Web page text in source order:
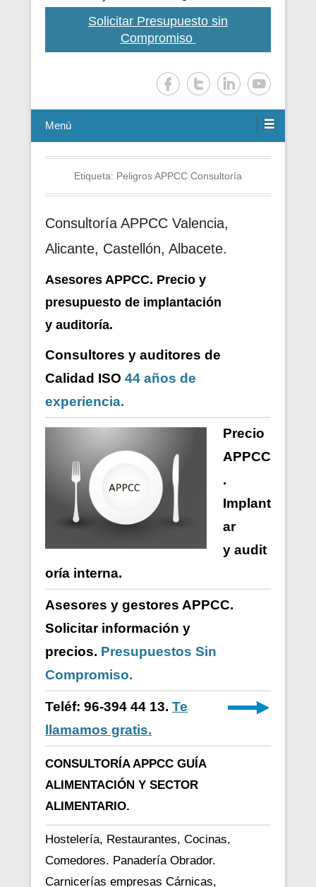
Solicitar Presupuesto sin
Compromiso
Menú
Etiqueta: Peligros APPCC Consultoría
Consultoría APPCC Valencia,
Alicante, Castellón, Albacete.
Asesores APPCC. Precio y
presupuesto de implantación
y auditoría.
Consultores y auditores de
Calidad ISO 44 años de
experiencia.
Precio
APPCC
.
Implant
ar
y audit
oría interna.
Asesores y gestores APPCC.
Solicitar información y
precios. Presupuestos Sin
Compromiso.
Teléf: 96-394 44 13. Te
llamamos gratis.
CONSULTORÍA APPCC GUÍA
ALIMENTACIÓN Y SECTOR
ALIMENTARIO.
Hostelería, Restaurantes, Cocinas,
Comedores. Panadería Obrador.
Carnicerías empresas Cárnicas,